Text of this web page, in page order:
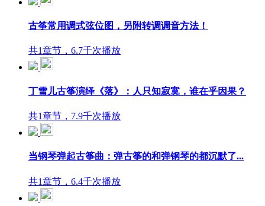
古筝常用调式弦位图，另附转调调音方法！
共1章节，6.7千次播放
丁雪儿古筝演绎《落》：人只知寂寞，谁在乎因果？
共1章节，7.9千次播放
当钢琴弹起古筝曲：弹古筝的和弹钢琴的都沉默了...
共1章节，6.4千次播放